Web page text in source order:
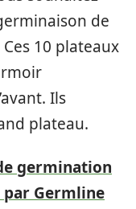
de
10 plateaux
Ils
plateau.
germination
par Germline